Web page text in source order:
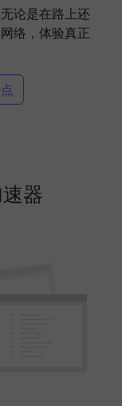
论是在路上还
络，体验真正
器